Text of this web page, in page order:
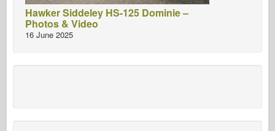
Hawker Siddeley HS-125 Dominie –
Photos & Video
16 June 2025